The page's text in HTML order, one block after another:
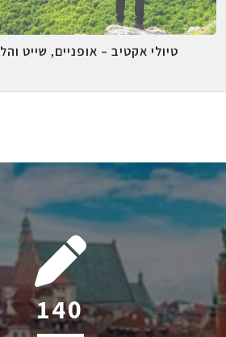
טיולי אקטיב – אופניים, שייט
220